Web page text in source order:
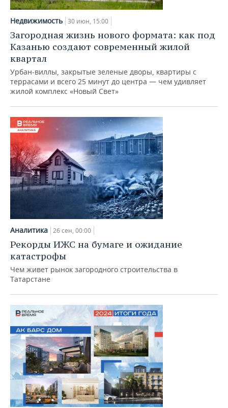
НЕФТЕХИМИЯ
НЕФТЬ
ОПК
ЭНЕРГЕТИКА
РОЗНИЧНАЯ ТОРГОВЛЯ
ТРАНСПОРТ
УСЛУГИ
НОВОСТИ ТЕХНОЛОГИЙ
IT
МЕДИА
ТЕЛЕКОММУНИКАЦИИ
МЕРОПРИЯТИЯ
НОВОСТИ МЕРОПРИЯТИЙ
ВЫЕЗДНАЯ РЕДАКЦИЯ
БИЗНЕС-БРАНЧИ
ОТКРЫТАЯ ЛЕКЦИЯ
СПОРТ
НОВОСТИ СПОРТА
ФУТБОЛ
БАСКЕТБОЛ
ВОЛЕЙБОЛ
КИБЕРСПОРТ
ФИГУРНОЕ КАТАНИЕ
ВОДНЫЕ ВИДЫ СПОРТА
ХОККЕЙ С МЯЧОМ
ОБЩЕСТВО
НОВОСТИ ОБЩЕСТВА
ИНФРАСТРУКТУРА
ИСТОРИЯ
КУЛЬТУРА
ОБРАЗОВАНИЕ
ПРОИСШЕСТВИЯ
ФОТОГАЛЕРЕЯ
СПРАВОЧНИК
СПИСОК ПЕРСОН
СПИСОК КОМПАНИЙ
ПОЛНАЯ ВЕРСИЯ
Недвижимость 30 июн, 15:00
Загородная жизнь нового формата: как под
Казанью создают современный жилой
квартал
Урбан-виллы, закрытые зеленые дворы, квартиры с
террасами и всего 25 минут до центра — чем удивляет
жилой комплекс «Новый Свет»
Аналитика 26 сен, 00:00
Рекорды ИЖС на бумаге и ожидание
катастрофы
Чем живет рынок загородного строительства в
Татарстане